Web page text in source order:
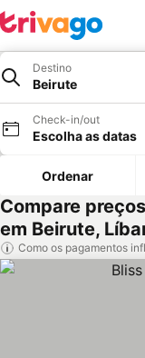
Destino
Beirute
Check-in/out
Escolha as datas
Ordenar
Compare
em Beirute,
Como os pagamentos